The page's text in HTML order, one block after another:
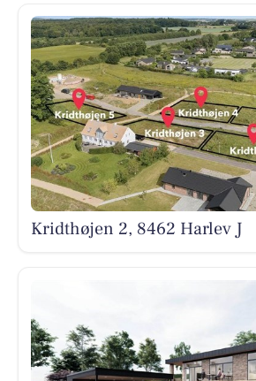
Kridthøjen 2, 8462 Harlev J